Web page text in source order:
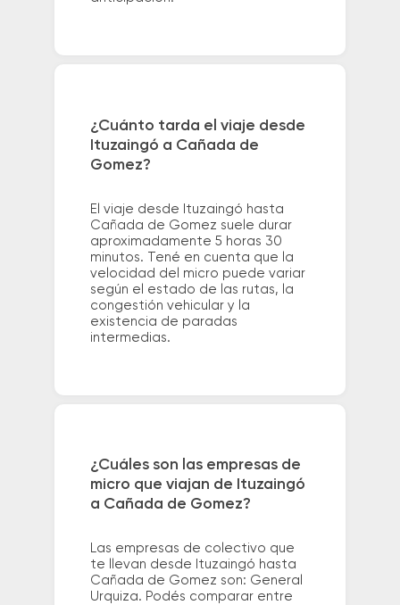
¿Cuánto tarda el viaje desde
Ituzaingó a Cañada de
Gomez?
El viaje desde Ituzaingó hasta
Cañada de Gomez suele durar
aproximadamente 5 horas 30
minutos. Tené en cuenta que la
velocidad del micro puede variar
según el estado de las rutas, la
congestión vehicular y la
existencia de paradas
intermedias.
¿Cuáles son las empresas de
micro que viajan de Ituzaingó
a Cañada de Gomez?
Las empresas de colectivo que
te llevan desde Ituzaingó hasta
Cañada de Gomez son: General
Urquiza. Podés comparar entre